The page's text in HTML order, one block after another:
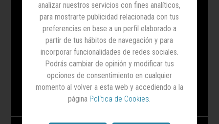
analizar nuestros servicios con fines analíticos,
para mostrarte publicidad relacionada con tus
preferencias en base a un perfil elaborado a
partir de tus hábitos de navegación y para
incorporar funcionalidades de redes sociales.
Podrás cambiar de opinión y modificar tus
opciones de consentimiento en cualquier
momento al volver a esta web y accediendo a la
página Política de Cookies.